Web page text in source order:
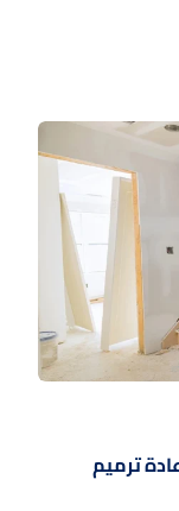
الرياض ت: 0550546915 إعادة ترميم